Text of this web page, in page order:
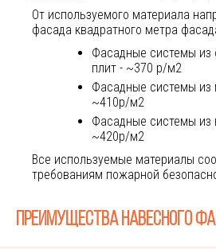
От используемого материала
фасада квадратного метра
Фасадные системы из
плит - ~370 р/м2
Фасадные системы из
~410р/м2
Фасадные системы из
~420р/м2
Все используемые материалы
требованиям пожарной
ПРЕИМУЩЕСТВА НАВЕСНОГО